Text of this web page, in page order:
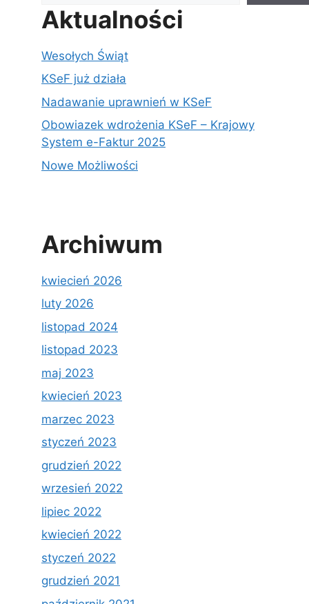
Aktualności
Wesołych Świąt
KSeF już działa
Nadawanie uprawnień w KSeF
Obowiazek wdrożenia KSeF – Krajowy
System e-Faktur 2025
Nowe Możliwości
Archiwum
kwiecień 2026
luty 2026
listopad 2024
listopad 2023
maj 2023
kwiecień 2023
marzec 2023
styczeń 2023
grudzień 2022
wrzesień 2022
lipiec 2022
kwiecień 2022
styczeń 2022
grudzień 2021